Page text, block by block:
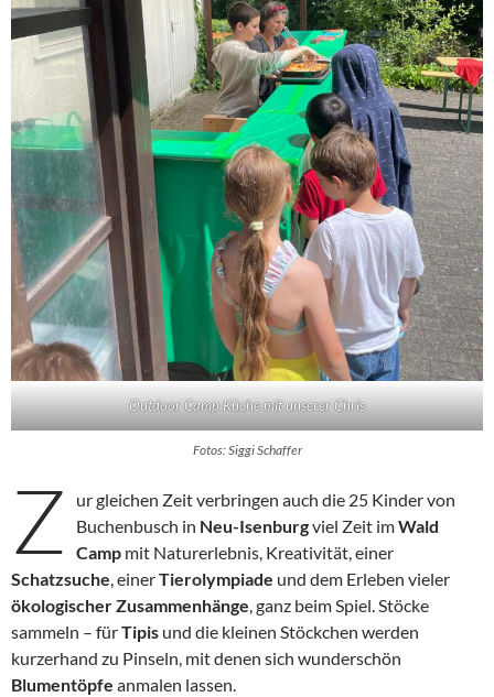
Outdoor Camp Küche mit unserer Chris
Fotos: Siggi Schaffer
Z
ur gleichen Zeit verbringen auch die 25 Kinder von
Buchenbusch in Neu-Isenburgviel Zeit imWald
Camp mit Naturerlebnis, Kreativität, einer
Schatzsuche , einerTierolympiade und dem Erleben vieler
ökologischer Zusammenhänge , ganz beim Spiel. Stöcke
sammeln – fürTipis und die kleinen Stöckchen werden
kurzerhand zu Pinseln, mit denen sich wunderschön
Blumentöpfe anmalen lassen.